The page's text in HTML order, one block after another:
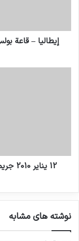
و سأل الأطفال :
حرب؟” فأجابوه:
العمل الذي
قبل البابا بيوس
في فاتيكان.
ضحايا الإرهاب
إيطاليا – قاعة
12
نوشته های مشابه